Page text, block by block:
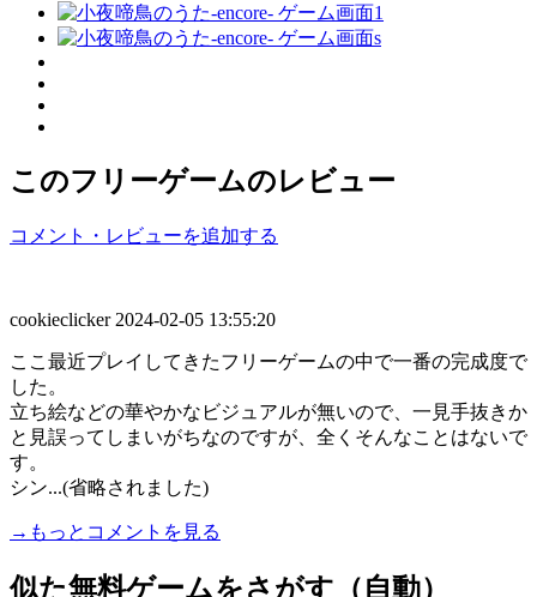
このフリーゲームのレビュー
コメント・レビューを追加する
cookieclicker 2024-02-05 13:55:20
ここ最近プレイしてきたフリーゲームの中で一番の完成度で
した。
立ち絵などの華やかなビジュアルが無いので、一見手抜きか
と見誤ってしまいがちなのですが、全くそんなことはないで
す。
シン...(省略されました)
→もっとコメントを見る
似た無料ゲームをさがす（自動）